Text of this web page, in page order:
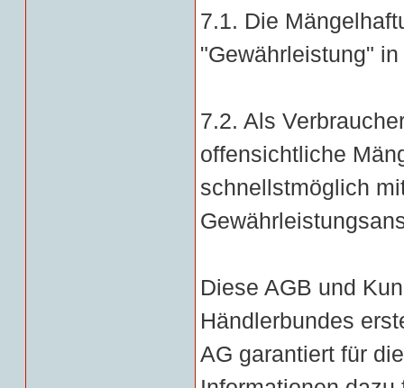
7.1. Die
"Gewährleistung"
7.2. Als
offensichtliche
schnellstmöglich
Diese AGB und
Händlerbundes
AG garantiert für